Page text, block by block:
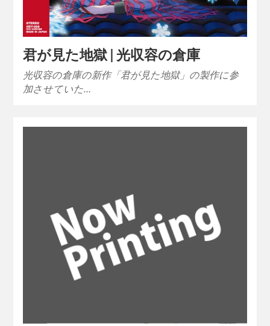
君が見た地獄 | 光収容の倉庫
光収容の倉庫の新作「君が見た地獄」の製作に参
加させていた…